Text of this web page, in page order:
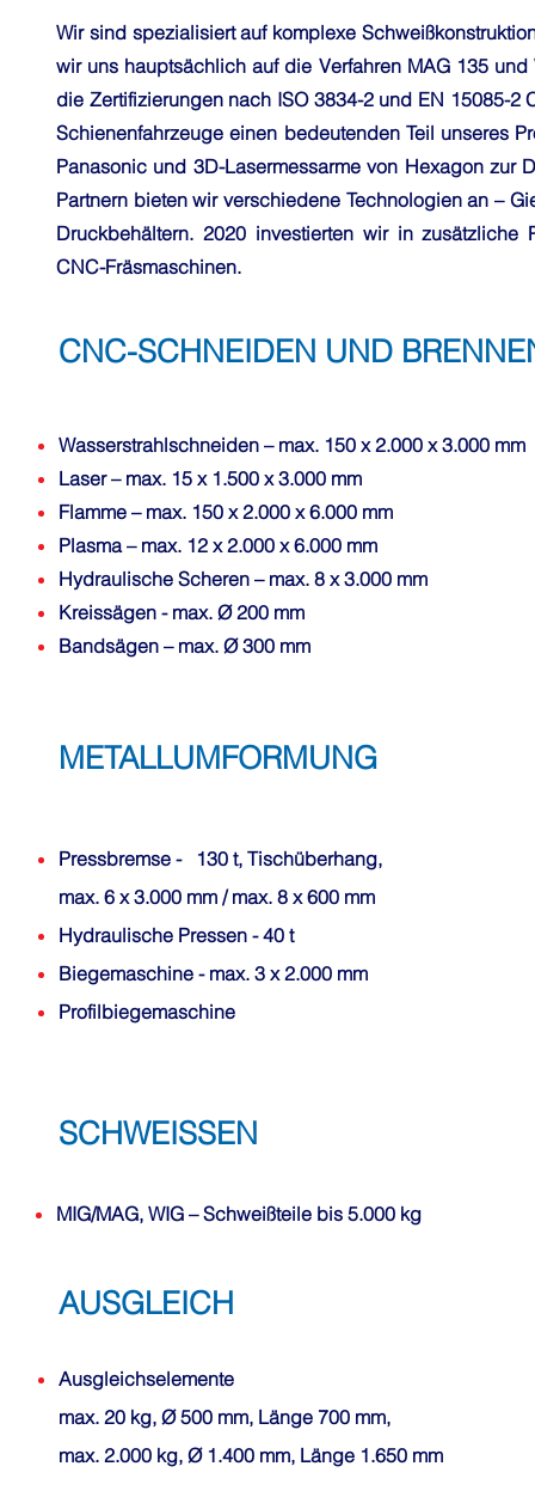
CNC-SCHNEIDEN UND
Wasserstrahlschneiden – max. 150 x 2.000 x 3.000 mm
Laser– max. 15 x 1.500 x 3.000 mm
Flamme – max. 150 x 2.000 x 6.000 mm
Plasma– max. 12 x 2.000 x 6.000 mm
Hydraulische Scheren – max. 8 x 3.000 mm
Kreissägen - max. Ø 200 mm
Bandsägen – max. Ø 300 mm
METALLUMFORMUNG
Pressbremse -
130 t, Tischüberhang,
max. 6 x 3.000 mm / max. 8 x 600 mm
Hydraulische Pressen - 40 t
Biegemaschine - max. 3 x 2.000 mm
Profilbiegemaschine
SCHWEISSEN
MIG/MAG, WIG – Schweißteile bis 5.000 kg
AUSGLEICH
Ausgleichselemente
max. 20 kg, Ø 500 mm, Länge 700 mm,
max. 2.000 kg, Ø 1.400 mm, Länge 1.650 mm
Wir sind spezialisiert auf komplexe
wir uns hauptsächlich auf die Verfahren MAG 135
die Zertifizierungen nach ISO 3834-2 und EN 15085-
Schienenfahrzeuge einen bedeutenden Teil unseres
Panasonic und 3D-Lasermessarme von Hexagon zur
Partnern bieten wir verschiedene Technologien an –
Druckbehältern. 2020 investierten wir in zusätzliche
CNC-Fräsmaschinen.